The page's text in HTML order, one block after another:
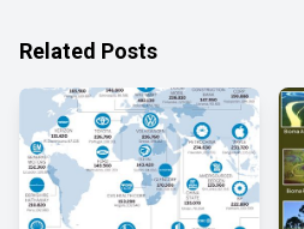
Related Posts